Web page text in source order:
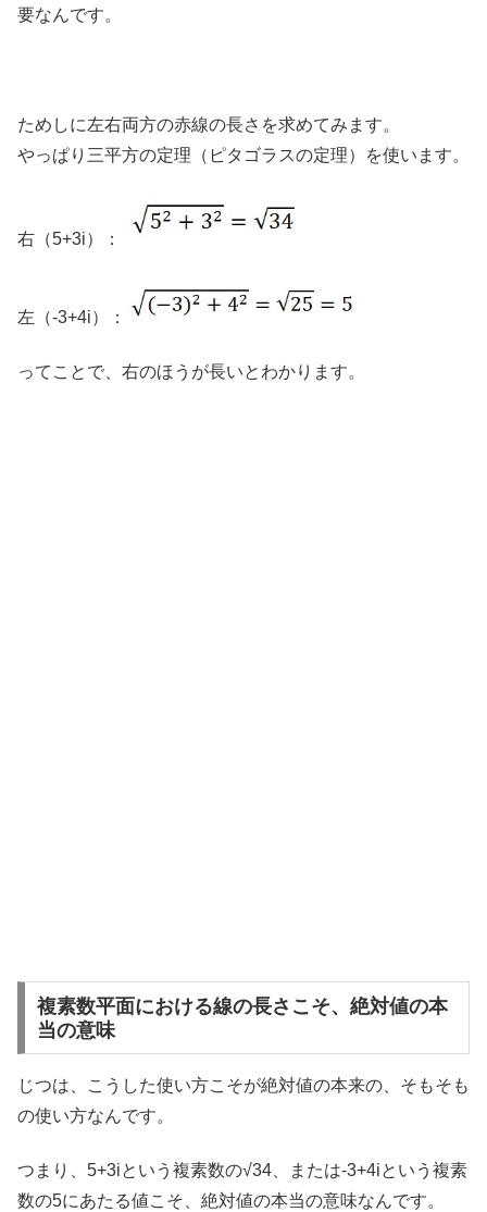
要なんです。
ためしに左右両方の赤線の長さを求めてみます。
やっぱり三平方の定理（ピタゴラスの定理）を使います。
右（5+3i）：
左（-3+4i）：
ってことで、右のほうが長いとわかります。
複素数平面における線の長さこそ、絶対値の本
当の意味
じつは、こうした使い方こそが絶対値の本来の、そもそも
の使い方なんです。
つまり、5+3iという複素数の√34、または-3+4iという複素
数の5にあたる値こそ、絶対値の本当の意味なんです。